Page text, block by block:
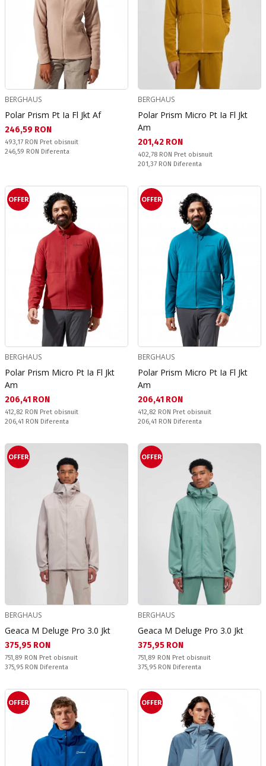
BERGHAUS
Polar Prism Pt Ia Fl Jkt Af
Текуща цена:
246,59 RON
Pret obisnuit:
493,17 RON Pret obisnuit
Спестявате:
246,59 RON Diferenta
BERGHAUS
Polar Prism Micro Pt Ia Fl Jkt
Am
Текуща цена:
201,42 RON
Pret obisnuit:
402,78 RON Pret obisnuit
Спестявате:
201,37 RON Diferenta
OFFER
BERGHAUS
Polar Prism Micro Pt Ia Fl Jkt
Am
Текуща цена:
206,41 RON
Pret obisnuit:
412,82 RON Pret obisnuit
Спестявате:
206,41 RON Diferenta
OFFER
BERGHAUS
Polar Prism Micro Pt Ia Fl Jkt
Am
Текуща цена:
206,41 RON
Pret obisnuit:
412,82 RON Pret obisnuit
Спестявате:
206,41 RON Diferenta
OFFER
BERGHAUS
Geaca M Deluge Pro 3.0 Jkt
Текуща цена:
375,95 RON
Pret obisnuit:
751,89 RON Pret obisnuit
Спестявате:
375,95 RON Diferenta
OFFER
BERGHAUS
Geaca M Deluge Pro 3.0 Jkt
Текуща цена:
375,95 RON
Pret obisnuit:
751,89 RON Pret obisnuit
Спестявате:
375,95 RON Diferenta
OFFER OFFER